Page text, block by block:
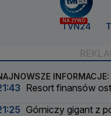
NA ŻYWO
TVN24
INFORMACJE:
Resort finansów
Górniczy gigant z